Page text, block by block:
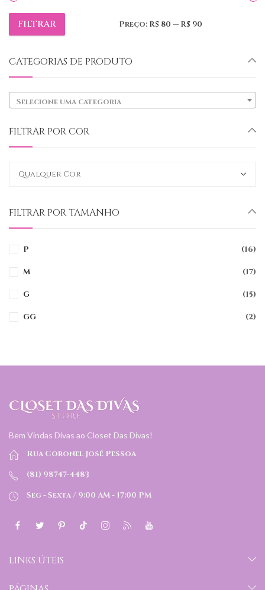
Preço
Preço
FILTRAR Preço: R$ 80 —R$ 90
CATEGORIAS DE PRODUTO
Selecione uma categoria
FILTRAR POR COR
FILTRAR POR TAMANHO
P (16)
M (17)
G (15)
GG (2)
Bem Vindas Divas ao Closet Das Divas!
Rua Coronel José Pessoa
(81) 98747-4483
Seg - Sexta / 9:00 AM - 17:00 PM
LINKS ÚTEIS